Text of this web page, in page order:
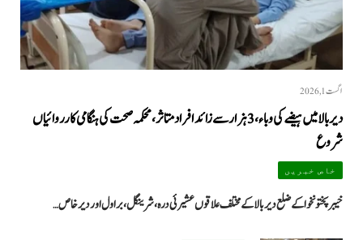
اگست 1, 2026
دیر بالا میں ہیضے کی وباء، 3 ہزار سے زائد افراد متاثر، محکمہ صحت کی ہنگامی کارروائیاں
شروع
خاص خبریں
خیبرپختونخوا کے ضلع دیر بالا کے مختلف علاقوں عشیرئی درہ، شرینگل، براول اور دیر خاص…